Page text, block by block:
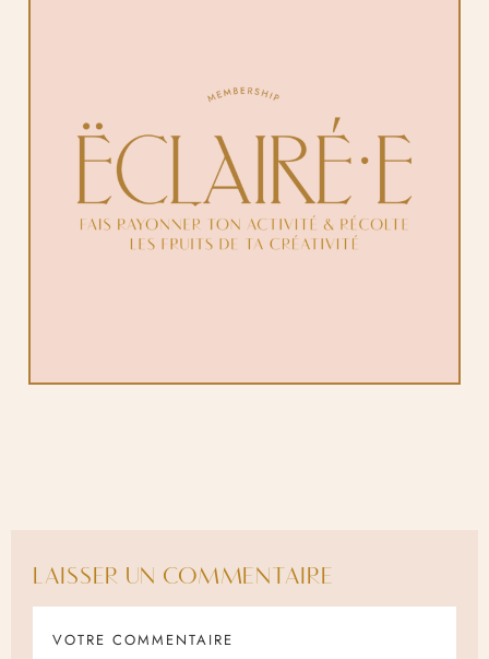
LAISSER UN COMMENTAIRE